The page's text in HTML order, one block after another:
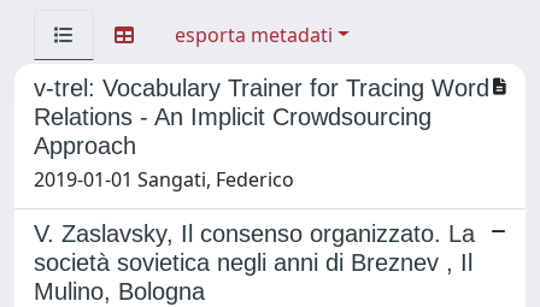
esporta metadati
v-trel: Vocabulary Trainer for Tracing Word
Relations - An Implicit Crowdsourcing
Approach
2019-01-01 Sangati, Federico
V. Zaslavsky, Il consenso organizzato. La
società sovietica negli anni di Breznev , Il
Mulino, Bologna